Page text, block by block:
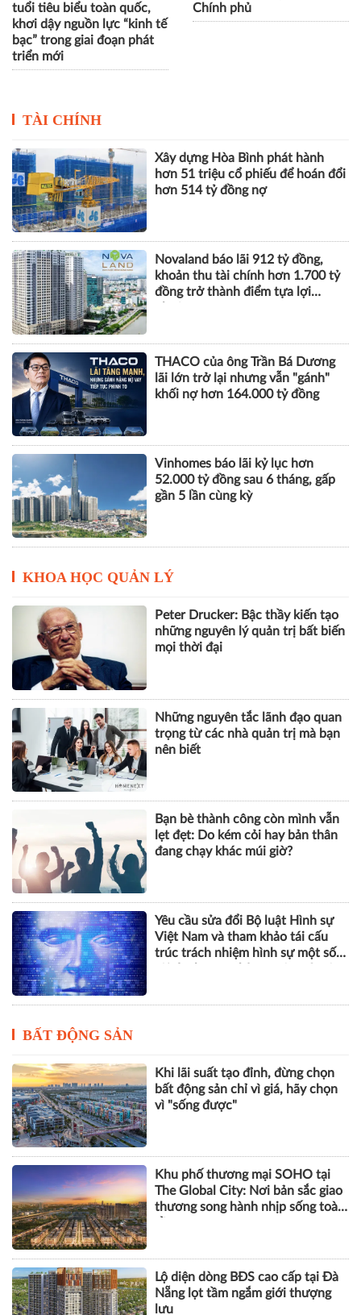
tuổi tiêu biểu toàn quốc,
khơi dậy nguồn lực “kinh tế
bạc” trong giai đoạn phát
triển mới
Chính phủ
TÀI CHÍNH
Xây dựng Hòa Bình phát hành
hơn 51 triệu cổ phiếu để hoán đổi
hơn 514 tỷ đồng nợ
Novaland báo lãi 912 tỷ đồng,
khoản thu tài chính hơn 1.700 tỷ
đồng trở thành điểm tựa lợi
THACO của ông Trần Bá Dương
lãi lớn trở lại nhưng vẫn "gánh"
khối nợ hơn 164.000 tỷ đồng
Vinhomes báo lãi kỷ lục hơn
52.000 tỷ đồng sau 6 tháng, gấp
gần 5 lần cùng kỳ
KHOA HỌC QUẢN LÝ
Peter Drucker: Bậc thầy kiến tạo
những nguyên lý quản trị bất biến
mọi thời đại
Những nguyên tắc lãnh đạo quan
trọng từ các nhà quản trị mà bạn
nên biết
Bạn bè thành công còn mình vẫn
lẹt đẹt: Do kém cỏi hay bản thân
đang chạy khác múi giờ?
Yêu cầu sửa đổi Bộ luật Hình sự
Việt Nam và tham khảo tái cấu
trúc trách nhiệm hình sự một số
BẤT ĐỘNG SẢN
Khi lãi suất tạo đỉnh, đừng chọn
bất động sản chỉ vì giá, hãy chọn
vì "sống được"
Khu phố thương mại SOHO tại
The Global City: Nơi bản sắc giao
thương song hành nhịp sống toàn
Lộ diện dòng BĐS cao cấp tại Đà
Nẵng lọt tầm ngắm giới thượng
lưu